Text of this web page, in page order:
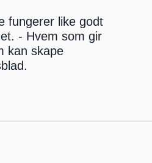
fungerer like godt
- Hvem som gir
kan skape